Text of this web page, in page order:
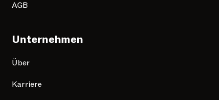
AGB
Unternehmen
Über
Karriere